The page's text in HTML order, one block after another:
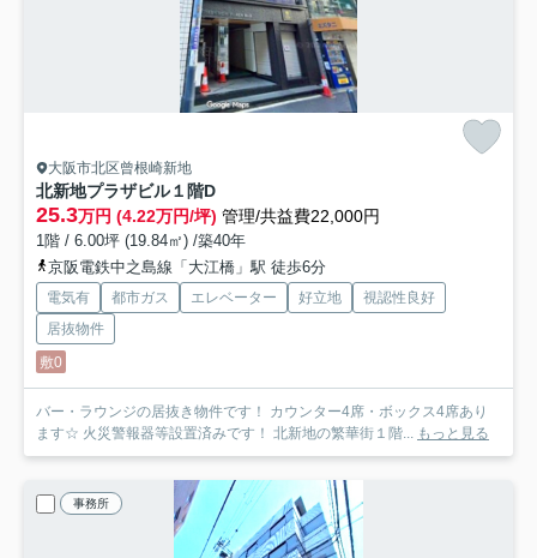
大阪市北区曾根崎新地
北新地プラザビル１階D
25.3万円 (4.22万円/坪) 管理/共益費22,000円
1階 / 6.00坪 (19.84㎡) /築40年
京阪電鉄中之島線「大江橋」駅 徒歩6分
電気有 都市ガス エレベーター 好立地
視認性良好
居抜物件
敷0
バー・ラウンジの居抜き物件です！ カウンター4席・ボックス4席あり
ます☆ 火災警報器等設置済みです！ 北新地の繁華街１階... もっと見る
事務所